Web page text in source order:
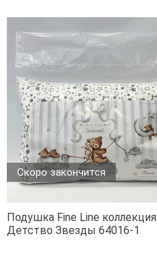
Скоро закончится
Подушка Fine Line коллекция
Детство Звезды 64016-1